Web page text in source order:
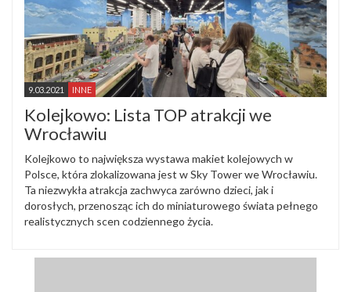
9.03.2021 INNE
Kolejkowo: Lista TOP atrakcji we
Wrocławiu
Kolejkowo to największa wystawa makiet kolejowych w
Polsce, która zlokalizowana jest w Sky Tower we Wrocławiu.
Ta niezwykła atrakcja zachwyca zarówno dzieci, jak i
dorosłych, przenosząc ich do miniaturowego świata pełnego
realistycznych scen codziennego życia.